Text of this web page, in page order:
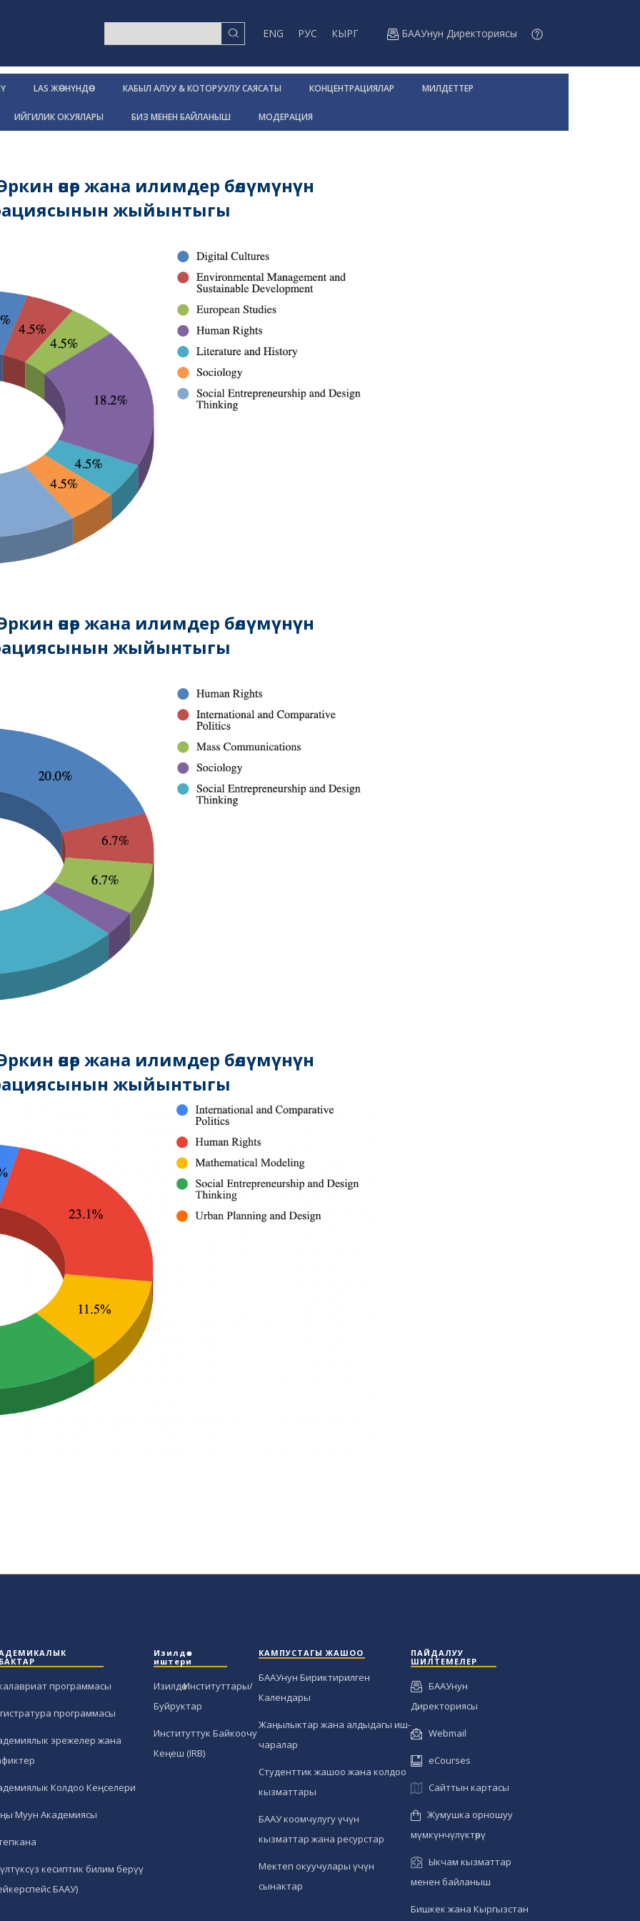
ENG РУС КЫРГ БААУнун Директориясы
LAS ЖƟНҮНДƟ КАБЫЛ АЛУУ & КОТОРУУЛУ САЯСАТЫ КОНЦЕНТРАЦИЯЛАР МИЛДЕТТЕР
ИЙГИЛИК ОКУЯЛАРЫ БИЗ МЕНЕН БАЙЛАНЫШ МОДЕРАЦИЯ
өнөр жана илимдер бөлүмүнүн
жыйынтыгы
өнөр жана илимдер бөлүмүнүн
жыйынтыгы
өнөр жана илимдер бөлүмүнүн
жыйынтыгы
программасы
программасы
эрежелер жана
Колдоо Кеңселери
Муун Академиясы
кесиптик билим берүү
БААУ)
Изилдөө
иштери
Изилдөө Институттары/
Буйруктар
Институттук Байкоочу
Кеңеш (IRB)
КАМПУСТАГЫ ЖАШОО
БААУнун Бириктирилген
Календары
Жаңылыктар жана алдыдагы иш-
чаралар
Студенттик жашоо жана колдоо
кызматтары
БААУ коомчулугу үчүн
кызматтар жана ресурстар
Мектеп окуучулары үчүн
сынактар
ПАЙДАЛУУ
ШИЛТЕМЕЛЕР
БААУнун
Директориясы
Webmail
eCourses
Сайттын картасы
Жумушка орношуу
мүмкүнчүлүктөрү
Ыкчам кызматтар
менен байланыш
Бишкек жана Кыргызстан